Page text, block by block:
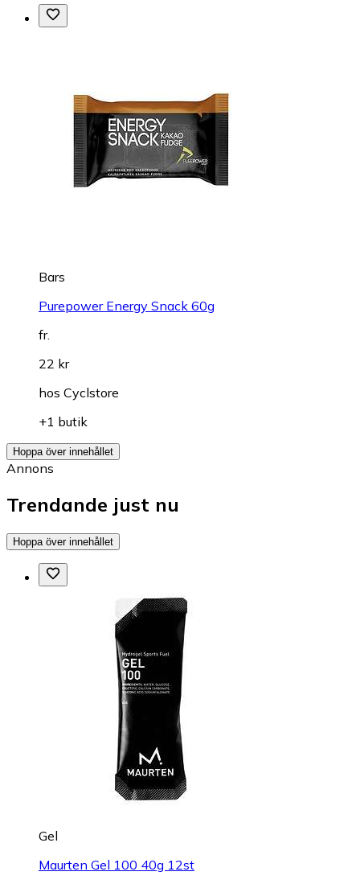
Bars
Purepower Energy Snack 60g
fr.
22 kr
hos Cyclstore
+1 butik
Hoppa över innehållet
Annons
Trendande just nu
Hoppa över innehållet
Gel
Maurten Gel 100 40g 12st